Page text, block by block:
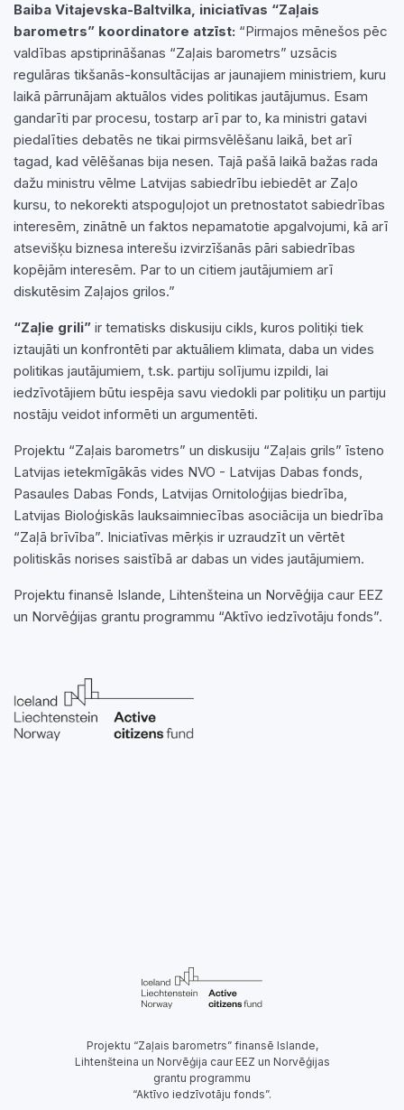
Baiba Vitajevska-Baltvilka, iniciatīvas “Zaļais
barometrs” koordinatore atzīst: “Pirmajos mēnešos pēc
valdības apstiprināšanas “Zaļais barometrs” uzsācis
regulāras tikšanās-konsultācijas ar jaunajiem ministriem, kuru
laikā pārrunājam aktuālos vides politikas jautājumus. Esam
gandarīti par procesu, tostarp arī par to, ka ministri gatavi
piedalīties debatēs ne tikai pirmsvēlēšanu laikā, bet arī
tagad, kad vēlēšanas bija nesen. Tajā pašā laikā bažas rada
dažu ministru vēlme Latvijas sabiedrību iebiedēt ar Zaļo
kursu, to nekorekti atspoguļojot un pretnostatot sabiedrības
interesēm, zinātnē un faktos nepamatotie apgalvojumi, kā arī
atsevišķu biznesa interešu izvirzīšanās pāri sabiedrības
kopējām interesēm. Par to un citiem jautājumiem arī
diskutēsim Zaļajos grilos.”
“Zaļie grili” ir tematisks diskusiju cikls, kuros politiķi tiek
iztaujāti un konfrontēti par aktuāliem klimata, daba un vides
politikas jautājumiem, t.sk. partiju solījumu izpildi, lai
iedzīvotājiem būtu iespēja savu viedokli par politiķu un partiju
nostāju veidot informēti un argumentēti.
Projektu “Zaļais barometrs” un diskusiju “Zaļais grils” īsteno
Latvijas ietekmīgākās vides NVO - Latvijas Dabas fonds,
Pasaules Dabas Fonds, Latvijas Ornitoloģijas biedrība,
Latvijas Bioloģiskās lauksaimniecības asociācija un biedrība
“Zaļā brīvība”. Iniciatīvas mērķis ir uzraudzīt un vērtēt
politiskās norises saistībā ar dabas un vides jautājumiem.
Projektu finansē Islande, Lihtenšteina un Norvēģija caur EEZ
un Norvēģijas grantu programmu “Aktīvo iedzīvotāju fonds”.
Projektu “Zaļais barometrs” finansē Islande,
Lihtenšteina un Norvēģija caur EEZ un Norvēģijas
grantu programmu
“Aktīvo iedzīvotāju fonds”.